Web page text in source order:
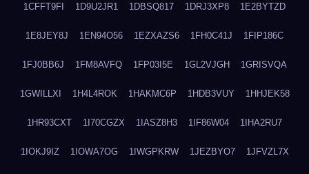
1CFFT9FI 1D9U2JR1 1DBSQ817 1DRJ3XP8 1E2BYTZD
1E8JEY8J 1EN94O56 1EZXAZS6 1FH0C41J 1FIP186C
1FJ0BB6J 1FM8AVFQ 1FP03I5E 1GL2VJGH 1GRISVQA
1GWILLXI 1H4L4ROK 1HAKMC6P 1HDB3VUY 1HHJEK58
1HR93CXT 1I70CGZX 1IASZ8H3 1IF86W04 1IHA2RU7
1IOKJ9IZ 1IOWA7OG 1IWGPKRW 1JEZBYO7 1JFVZL7X